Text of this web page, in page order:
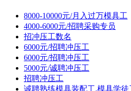
8000-10000元/月入过万模具工
4000-6000元/招聘采购专员
招冲压工数名
6000元/招聘冲压工
6000元/招聘冲压工
5000元/诚聘冲压工
招聘冲压工
诚聘熟练模具装配工,模具学